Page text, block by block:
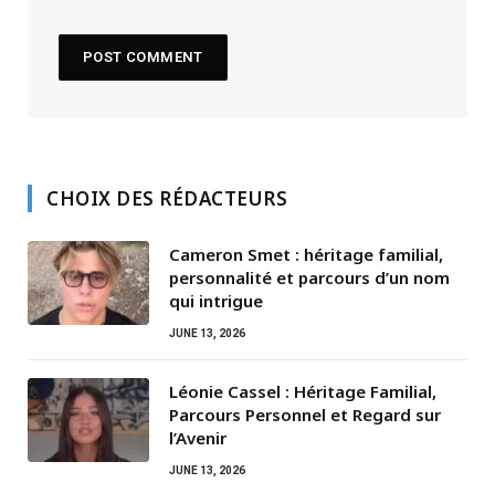
CHOIX DES RÉDACTEURS
Cameron Smet : héritage familial,
personnalité et parcours d’un nom
qui intrigue
JUNE 13, 2026
Léonie Cassel : Héritage Familial,
Parcours Personnel et Regard sur
l’Avenir
JUNE 13, 2026